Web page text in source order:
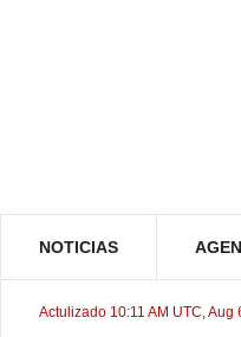
NOTICIAS
Actulizado 10:11 AM UTC, Aug